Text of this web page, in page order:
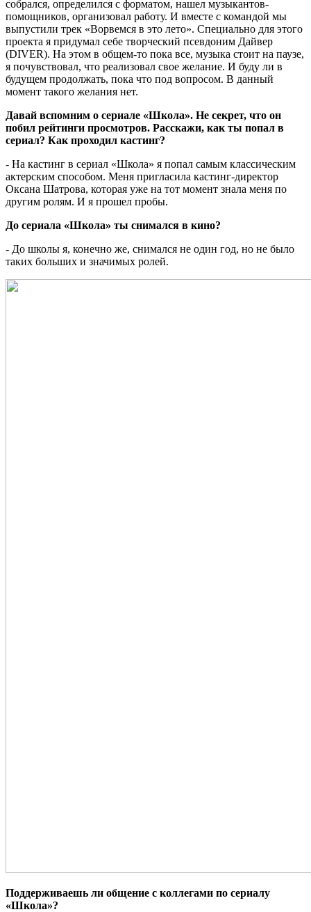
собрался, определился с форматом, нашел музыкантов-
помощников, организовал работу. И вместе с командой мы
выпустили трек «Ворвемся в это лето». Специально для этого
проекта я придумал себе творческий псевдоним Дайвер
(DIVER). На этом в общем-то пока все, музыка стоит на паузе,
я почувствовал, что реализовал свое желание. И буду ли в
будущем продолжать, пока что под вопросом. В данный
момент такого желания нет.
Давай вспомним о сериале «Школа». Не секрет, что он
побил рейтинги просмотров. Расскажи, как ты попал в
сериал? Как проходил кастинг?
- На кастинг в сериал «Школа» я попал самым классическим
актерским способом. Меня пригласила кастинг-директор
Оксана Шатрова, которая уже на тот момент знала меня по
другим ролям. И я прошел пробы.
До сериала «Школа» ты снимался в кино?
- До школы я, конечно же, снимался не один год, но не было
таких больших и значимых ролей.
Поддерживаешь ли общение с коллегами по сериалу
«Школа»?